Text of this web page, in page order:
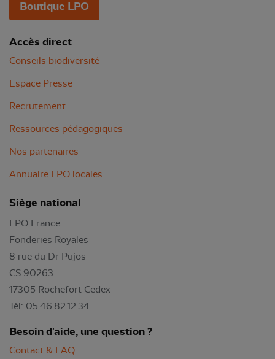
Boutique LPO
Accès direct
Conseils biodiversité
Espace Presse
Recrutement
Ressources pédagogiques
Nos partenaires
Annuaire LPO locales
Siège national
LPO France
Fonderies Royales
8 rue du Dr Pujos
CS 90263
17305 Rochefort Cedex
Tél: 05.46.82.12.34
Besoin d'aide, une question ?
Contact & FAQ